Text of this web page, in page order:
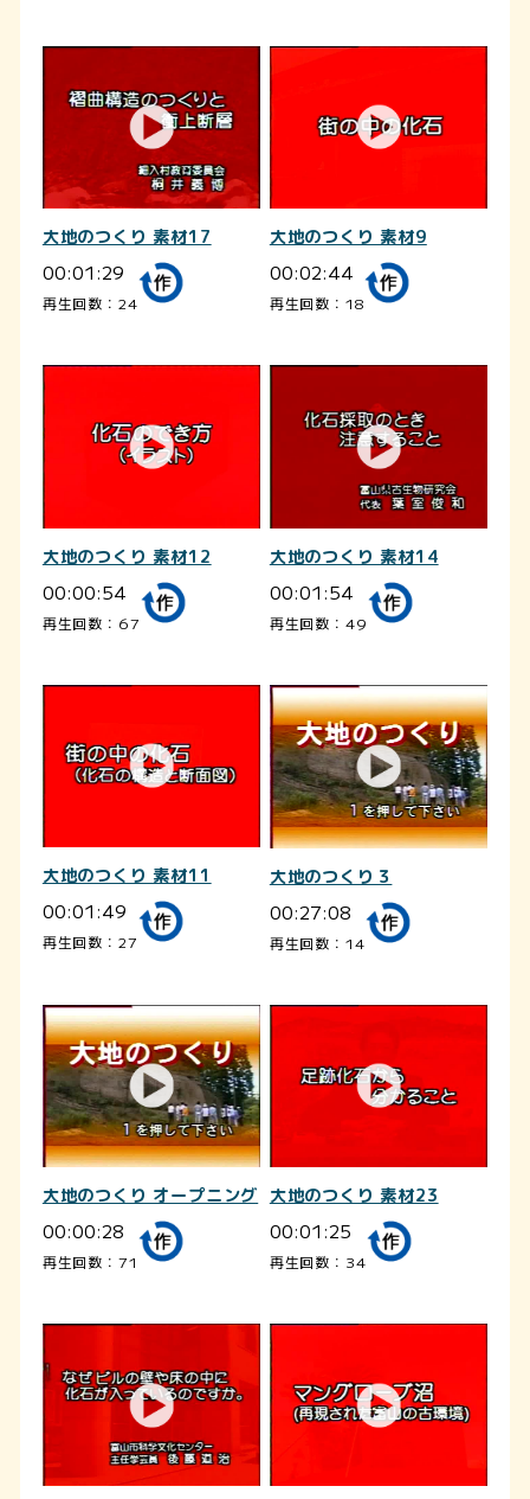
大地のつくり 素材17
00:01:29
再生回数：24
大地のつくり 素材9
00:02:44
再生回数：18
大地のつくり 素材12
00:00:54
再生回数：67
大地のつくり 素材14
00:01:54
再生回数：49
大地のつくり 素材11
00:01:49
再生回数：27
大地のつくり３
00:27:08
再生回数：14
大地のつくり オープニング
00:00:28
再生回数：71
大地のつくり 素材23
00:01:25
再生回数：34